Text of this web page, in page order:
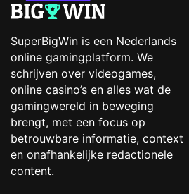
SuperBigWin is een Nederlands
online gamingplatform. We
schrijven over videogames,
online casino’s en alles wat de
gamingwereld in beweging
brengt, met een focus op
betrouwbare informatie, context
en onafhankelijke redactionele
content.